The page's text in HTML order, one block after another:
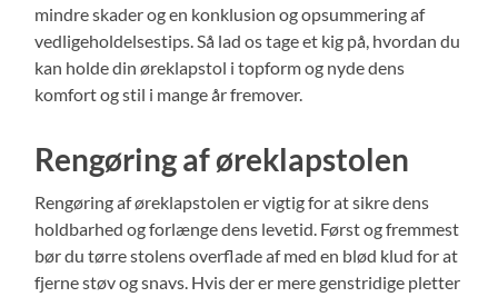
mindre skader og en konklusion og opsummering af
vedligeholdelsestips. Så lad os tage et kig på, hvordan du
kan holde din øreklapstol i topform og nyde dens
komfort og stil i mange år fremover.
Rengøring af øreklapstolen
Rengøring af øreklapstolen er vigtig for at sikre dens
holdbarhed og forlænge dens levetid. Først og fremmest
bør du tørre stolens overflade af med en blød klud for at
fjerne støv og snavs. Hvis der er mere genstridige pletter